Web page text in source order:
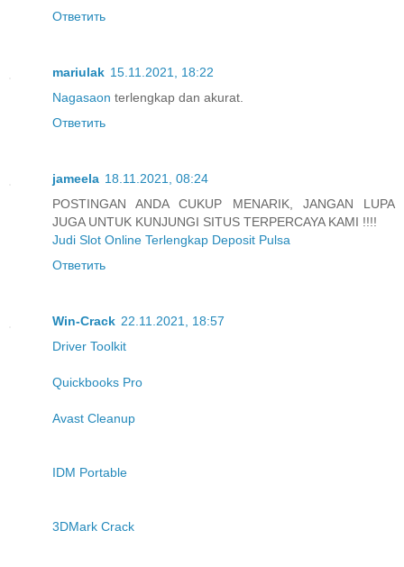
Ответить
mariulak 15.11.2021, 18:22
Nagasaon terlengkap dan akurat.
Ответить
jameela 18.11.2021, 08:24
POSTINGAN ANDA CUKUP MENARIK, JANGAN LUPA
JUGA UNTUK KUNJUNGI SITUS TERPERCAYA KAMI !!!!
Judi Slot Online Terlengkap Deposit Pulsa
Ответить
Win-Crack 22.11.2021, 18:57
Driver Toolkit
Quickbooks Pro
Avast Cleanup
IDM Portable
3DMark Crack